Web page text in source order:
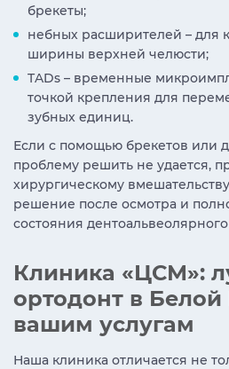
брекеты;
небных расширителей – для
ширины верхней челюсти;
TADs – временные
точкой крепления для
зубных единиц.
Если с помощью брекетов или
проблему решить не удается,
хирургическому
решение после осмотра и
состояния дентоальвеолярного
Клиника «ЦСМ»:
ортодонт в
вашим услугам
Наша клиника отличается не